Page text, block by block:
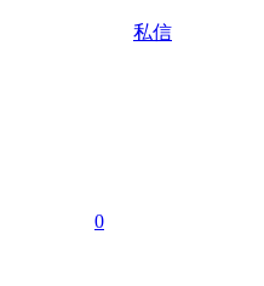
私信
0